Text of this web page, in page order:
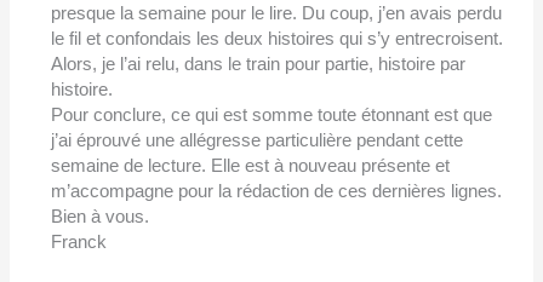
presque la semaine pour le lire. Du coup, j’en avais perdu
le fil et confondais les deux histoires qui s’y entrecroisent.
Alors, je l’ai relu, dans le train pour partie, histoire par
histoire.
Pour conclure, ce qui est somme toute étonnant est que
j’ai éprouvé une allégresse particulière pendant cette
semaine de lecture. Elle est à nouveau présente et
m’accompagne pour la rédaction de ces dernières lignes.
Bien à vous.
Franck